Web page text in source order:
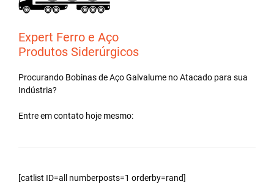
Expert Ferro e Aço
Produtos Siderúrgicos
Procurando Bobinas deAço Galvalume noAtacado para sua
Indústria?
Entre em contato hoje mesmo:
[catlist ID=all numberposts=1 orderby=rand]